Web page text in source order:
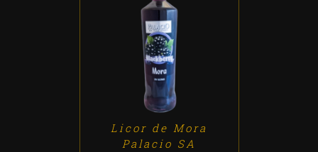
ADD TO CART /
Licor de Mora
Palacio SA